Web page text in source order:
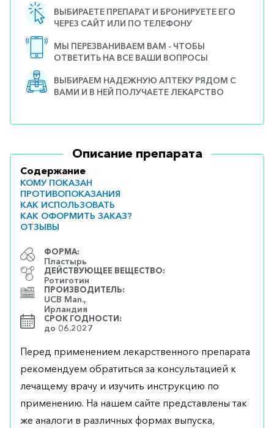
ВЫБИРАЕТЕ ПРЕПАРАТ И БРОНИРУЕТЕ ЕГО
ЧЕРЕЗ САЙТ ИЛИ ПО ТЕЛЕФОНУ
МЫ ПЕРЕЗВАНИВАЕМ ВАМ - ЧТОБЫ
ОТВЕТИТЬ НА ВСЕ ВАШИ ВОПРОСЫ
ВЫБИРАЕМ НАДЕЖНУЮ АПТЕКУ РЯДОМ С
ВАМИ И В НЕЙ ПОЛУЧАЕТЕ ЛЕКАРСТВО
Описание препарата
Содержание
КОМУ ПОКАЗАН
ПРОТИВОПОКАЗАНИЯ
КАК ИСПОЛЬЗОВАТЬ
КАК ОФОРМИТЬ ЗАКАЗ?
ОТЗЫВЫ
ФОРМА:
Пластырь
ДЕЙСТВУЮЩЕЕ ВЕЩЕСТВО:
Ротиготин
ПРОИЗВОДИТЕЛЬ:
UCB Man.,
Ирландия
СРОК ГОДНОСТИ:
до 06.2027
Перед применением лекарственного препарата
рекомендуем обратиться за консультацией к
лечащему врачу и изучить инструкцию по
применению. На нашем сайте представлены так
же аналоги в различных формах выпуска,